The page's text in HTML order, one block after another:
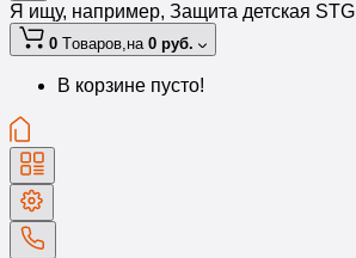
Я ищу, например, Защита детская STG
0 Tоваров,на 0 руб.
В корзине пусто!